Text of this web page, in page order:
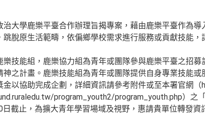
大學鹿樂平臺合作辦理旨揭專案，藉由鹿樂平臺作為
脫原生活範疇，依偏鄉學校需求進行服務或貢獻技能
技能組，鹿樂協力組為青年或團隊參與鹿樂平臺之招募
之計畫。鹿樂技能組為青年或團隊提供自身專業技能
以協助完成企劃，詳細資訊請參考附件或至本署官網
program_youth2/program_youth.php）之
截止，為擴大青年學習場域及視野，惠請貴單位轉發資